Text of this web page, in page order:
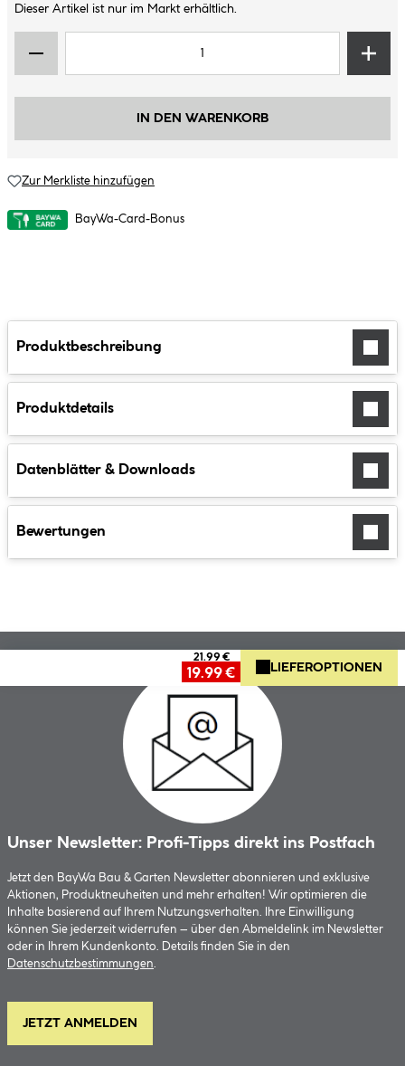
Dieser Artikel ist nur im Markt erhältlich.
IN DEN WARENKORB
Zur Merkliste hinzufügen
BayWa-Card-Bonus
Produktbeschreibung
Produktdetails
Datenblätter & Downloads
Bewertungen
21.99 €
19.99 € LIEFEROPTIONEN
Unser Newsletter: Profi-Tipps direkt ins Postfach
Jetzt den BayWa Bau & Garten Newsletter abonnieren und exklusive
Aktionen, Produktneuheiten und mehr erhalten! Wir optimieren die
Inhalte basierend auf Ihrem Nutzungsverhalten. Ihre Einwilligung
können Sie jederzeit widerrufen – über den Abmeldelink im Newsletter
oder in Ihrem Kundenkonto. Details finden Sie in den
Datenschutzbestimmungen.
JETZT ANMELDEN